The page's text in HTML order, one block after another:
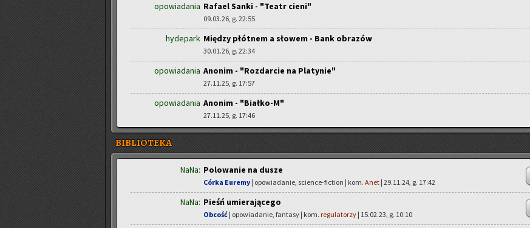
opowiadania Rafael Sanki - "Teatr cieni"
09.03.26, g. 22:55
hydepark Między płótnem a słowem - Bank obrazów
30.01.26, g. 22:34
opowiadania Anonim - "Rozdarcie na Platynie"
27.11.25, g. 17:57
opowiadania Anonim - "Białko-M"
27.11.25, g. 17:46
BIBLIOTEKA
NaNa: Polowanie na dusze
Córka Euremy | opowiadanie, science-fiction | kom. Anet | 29.11.24, g. 17:42
NaNa: Pieśń umierającego
Obcość | opowiadanie, fantasy | kom. regulatorzy | 15.02.23, g. 10:10